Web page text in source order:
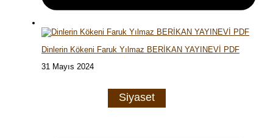
Dinlerin Kökeni Faruk Yılmaz BERİKAN YAYINEVİ PDF
31 Mayıs 2024
Siyaset